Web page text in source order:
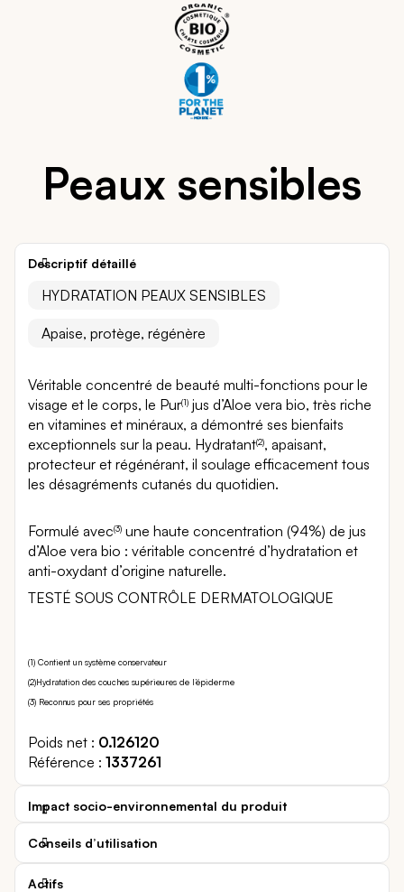
Peaux sensibles
Descriptif détaillé
HYDRATATION PEAUX SENSIBLES
Apaise, protège, régénère
Véritable concentré de beauté multi-fonctions pour le
visage et le corps, le Pur(1) jus d’Aloe vera bio, très riche
en vitamines et minéraux, a démontré ses bienfaits
exceptionnels sur la peau. Hydratant(2), apaisant,
protecteur et régénérant, il soulage efficacement tous
les désagréments cutanés du quotidien.
Formulé avec(3) une haute concentration (94%) de jus
d’Aloe vera bio : véritable concentré d’hydratation et
anti-oxydant d’origine naturelle.
TESTÉ SOUS CONTRÔLE DERMATOLOGIQUE
(1) Contient un système conservateur
(2)Hydratation des couches supérieures de l’épiderme
(3) Reconnus pour ses propriétés
Poids net
0.126120
Référence
1337261
Impact socio-environnemental du produit
Conseils d’utilisation
Actifs